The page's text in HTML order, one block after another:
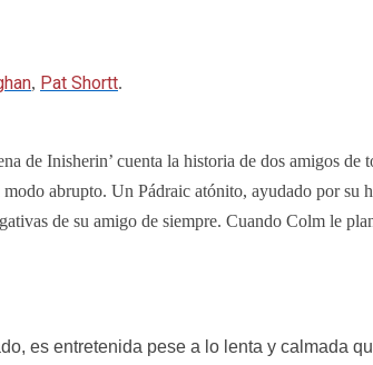
, Pat Shortt.
de Inisherin’ cuenta la historia de dos amigos
abrupto. Un Pádraic atónito, ayudado por
de su amigo de siempre. Cuando Colm le
es entretenida pese a lo lenta y calmada